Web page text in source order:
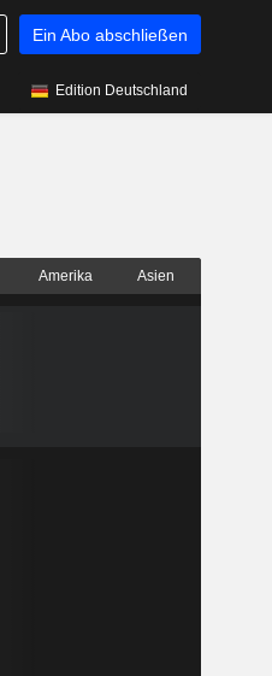
Ein Abo abschließen
Edition Deutschland
Amerika Asien